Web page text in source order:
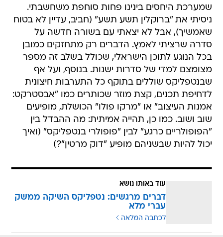
שמערכת היחסים בינינו פחות סוחפת משחשבתי.
ניסיתי את "ברוקלין תשע תשע" (חביב, עדיין לא בטוח
שאמשיך), אבל לא יצאתי עם בשורה חדשה על
סדרה שרציתי לאמץ. הדברים רק מתחזקים כמובן
בכל הנוגע לתוכן הישראלי, שכולל בשלב זה מספר
מצומצם למדי של סדרות ישנות. בנוסף, ועל אף
שבנטפליקס שוללים בתוקף כל התערבות חיצונית
לדחיפת תכנים, קצת מוזר שכותרים כמו "אבסטרקט:
אמנות העיצוב" או "מרקו פולו" הכושלת, מופיעים
שוב ושוב. כמו כן, תהייה אמיתית: מה ההבדל בין
"הפופולריים כרגע" לבין "פופולרי בנטפליקס" (ואיך
יכול להיות שבשניהם מופיע "דוק מרטין"?)
עוד באותו נושא
דברים מרגשים: נטפליקס השיקה ממשק
עברי מלא
לכתבה המלאה